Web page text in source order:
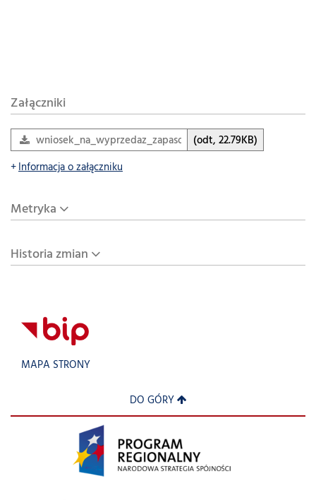
Załączniki
wniosek_na_wyprzedaz_zapasow
(odt, 22.79KB)
Informacja o załączniku
Metryka
Historia zmian
MAPA STRONY
DO GÓRY